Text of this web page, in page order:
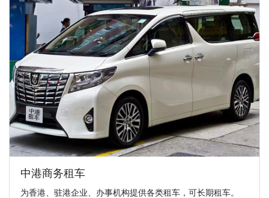
中港商务租车
为香港、驻港企业、办事机构提供各类租车，可长期租车。